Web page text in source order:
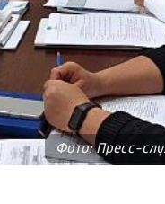
Фото: Пресс-